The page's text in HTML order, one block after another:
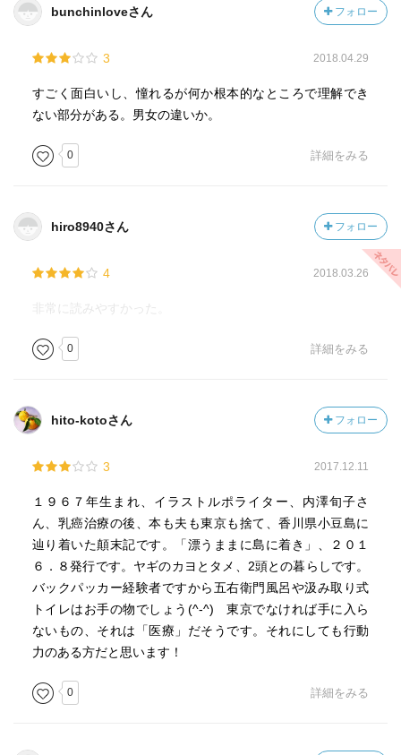
bunchinloveさん フォロー
3 2018.04.29
すごく面白いし、憧れるが何か根本的なところで理解でき
ない部分がある。男女の違いか。
0 詳細をみる
hiro8940さん フォロー
4 2018.03.26
非常に読みやすかった。
0 詳細をみる
hito-kotoさん フォロー
3 2017.12.11
１９６７年生まれ、イラストルポライター、内澤旬子さ
ん、乳癌治療の後、本も夫も東京も捨て、香川県小豆島に
辿り着いた顛末記です。「漂うままに島に着き」、２０１
６．８発行です。ヤギのカヨとタメ、2頭との暮らしです。
バックパッカー経験者ですから五右衛門風呂や汲み取り式
トイレはお手の物でしょう(^-^) 東京でなければ手に入ら
ないもの、それは「医療」だそうです。それにしても行動
力のある方だと思います！
0 詳細をみる